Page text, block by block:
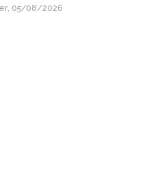
05/08/2026